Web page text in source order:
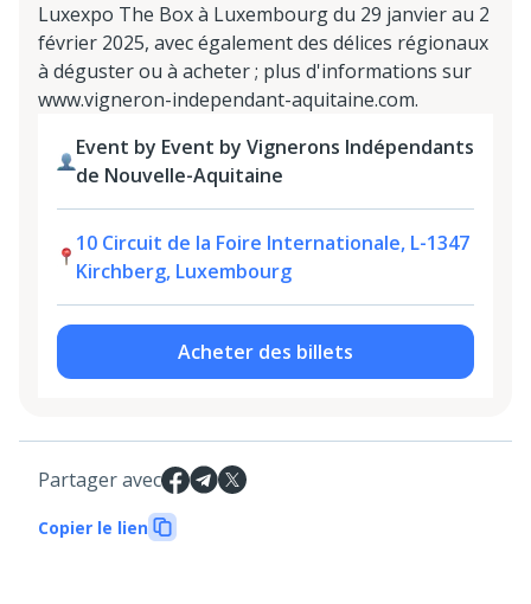
Luxexpo The Box à Luxembourg du 29 janvier au 2
février 2025, avec également des délices régionaux
à déguster ou à acheter ; plus d'informations sur
www.vigneron-independant-aquitaine.com.
Event by Event by Vignerons Indépendants
de Nouvelle-Aquitaine
10 Circuit de la Foire Internationale, L-1347
Kirchberg, Luxembourg
Acheter des billets
Partager avec
Copier le lien